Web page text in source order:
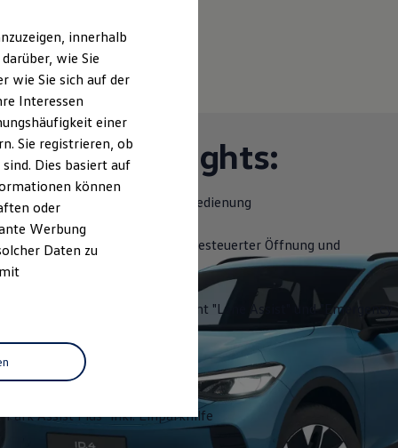
beheizbar, mit Touch-Bedienung
- Heckklappe mit sensorgesteuerter Öffnung und
Assist", Spurhalteassistent "Lane Assist" und "Emergency
"Discover Pro"
Assist Plus" inkl. Einparkhilfe
innerhalb
wie Sie
wie Sie sich auf der
Interessen
einer
Sie registrieren, ob
Dies basiert auf
können
oder
Werbung
Daten zu